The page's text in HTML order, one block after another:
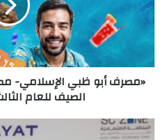
مصر
Egypt»
حملة
الصيف
على
التوالي
الصيف للعام
رئيس